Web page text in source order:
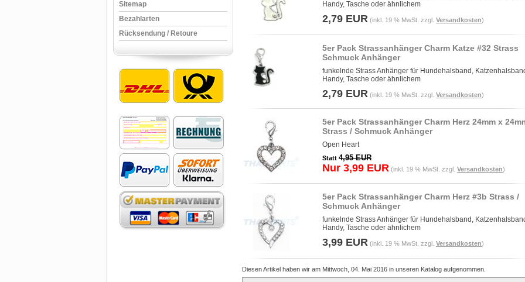
Sitemap
Bezahlarten
Rücksendung / Retoure
Handy, Tasche oder ähnlichem
2,79 EUR (inkl. 19 % MwSt. zzgl. Versandkosten)
5er Pack Strassanhänger Charm Katze #32 Strass
Schmuck Anhänger
funkelnde Strass Anhänger für Hundehalsband,
Handy, Tasche oder ähnlichem
2,79 EUR (inkl. 19 % MwSt. zzgl. Versandkosten)
5er Pack Strassanhänger Charm Herz 24mm x
Strass / Schmuck Anhänger
Open Heart
Statt 4,95 EUR
Nur 3,99 EUR (inkl. 19 % MwSt. zzgl. Versandkosten)
5er Pack Strassanhänger Charm Herz #3b Strass /
Schmuck Anhänger
funkelnde Strass Anhänger für Hundehalsband,
Handy, Tasche oder ähnlichem
3,99 EUR (inkl. 19 % MwSt. zzgl. Versandkosten)
Diesen Artikel haben wir am Mittwoch, 04. Mai 2016 in unseren Katalog aufgenommen.